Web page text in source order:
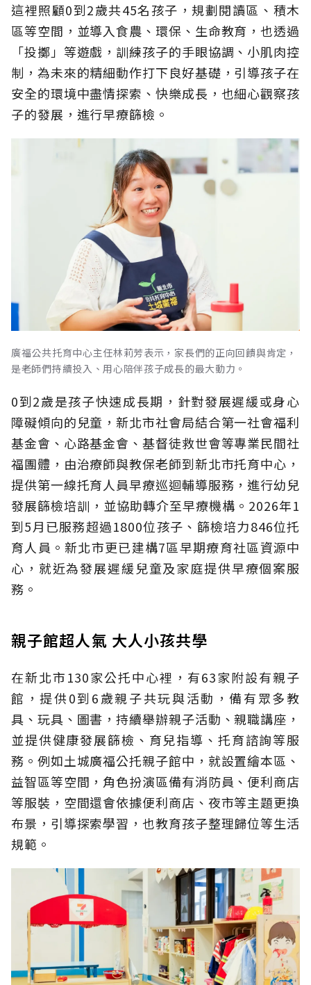
這裡照顧0到2歲共45名孩子，規劃閱讀區、積木
區等空間，並導入食農、環保、生命教育，也透過
「投擲」等遊戲，訓練孩子的手眼協調、小肌肉控
制，為未來的精細動作打下良好基礎，引導孩子在
安全的環境中盡情探索、快樂成長，也細心觀察孩
子的發展，進行早療篩檢。
廣福公共托育中心主任林莉芳表示，家長們的正向回饋與肯定，
是老師們持續投入、用心陪伴孩子成長的最大動力。
0到2歲是孩子快速成長期，針對發展遲緩或身心
障礙傾向的兒童，新北市社會局結合第一社會福利
基金會、心路基金會、基督徒救世會等專業民間社
福團體，由治療師與教保老師到新北市托育中心，
提供第一線托育人員早療巡迴輔導服務，進行幼兒
發展篩檢培訓，並協助轉介至早療機構。2026年1
到5月已服務超過1800位孩子、篩檢培力846位托
育人員。新北市更已建構7區早期療育社區資源中
心，就近為發展遲緩兒童及家庭提供早療個案服
務。
親子館超人氣 大人小孩共學
在新北市130家公托中心裡，有63家附設有親子
館，提供0到6歲親子共玩與活動，備有眾多教
具、玩具、圖書，持續舉辦親子活動、親職講座，
並提供健康發展篩檢、育兒指導、托育諮詢等服
務。例如土城廣福公托親子館中，就設置繪本區、
益智區等空間，角色扮演區備有消防員、便利商店
等服裝，空間還會依據便利商店、夜市等主題更換
布景，引導探索學習，也教育孩子整理歸位等生活
規範。